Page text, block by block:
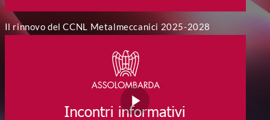
Il rinnovo del CCNL Metalmeccanici 2025-2028